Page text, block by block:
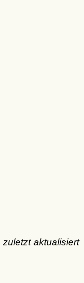
zuletzt aktualisiert